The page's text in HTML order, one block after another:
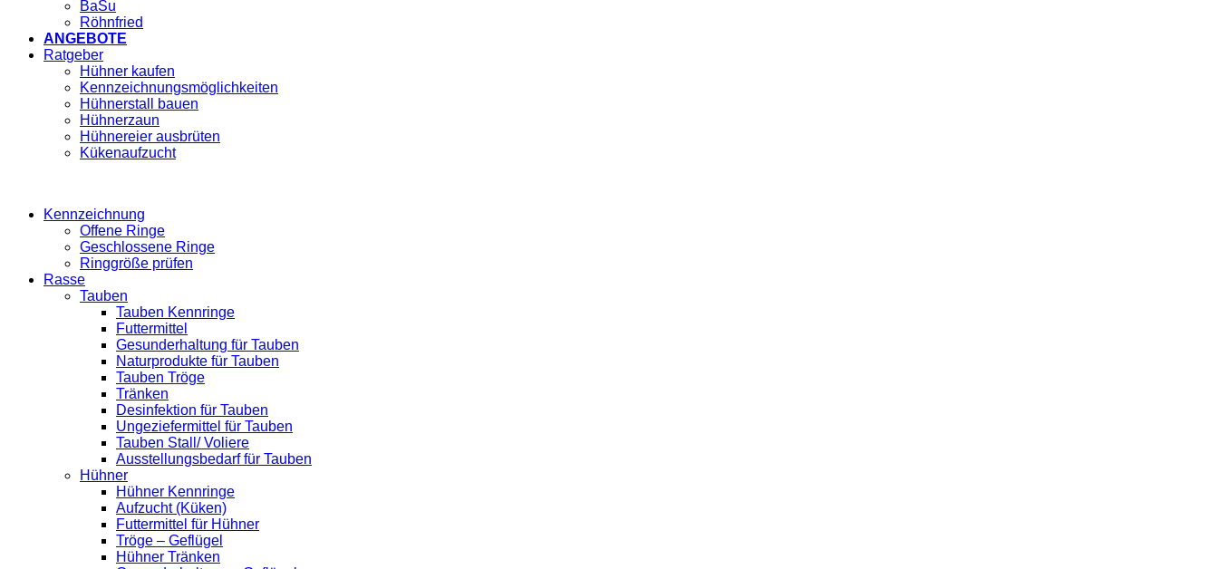
BaSu
Röhnfried
ANGEBOTE
Ratgeber
Hühner kaufen
Kennzeichnungsmöglichkeiten
Hühnerstall bauen
Hühnerzaun
Hühnereier ausbrüten
Kükenaufzucht
Kennzeichnung
Offene Ringe
Geschlossene Ringe
Ringgröße prüfen
Rasse
Tauben
Tauben Kennringe
Futtermittel
Gesunderhaltung für Tauben
Naturprodukte für Tauben
Tauben Tröge
Tränken
Desinfektion für Tauben
Ungeziefermittel für Tauben
Tauben Stall/ Voliere
Ausstellungsbedarf für Tauben
Hühner
Hühner Kennringe
Aufzucht (Küken)
Futtermittel für Hühner
Tröge – Geflügel
Hühner Tränken